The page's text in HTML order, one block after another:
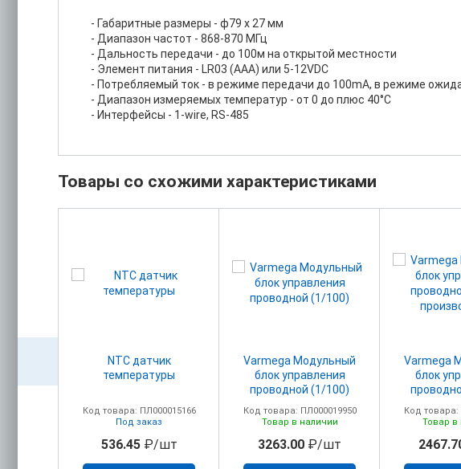
- Габаритные размеры - ф79 x 27 мм
- Диапазон частот - 868-870 МГц
- Дальность передачи - до 100м на открытой местности
- Элемент питания - LR03 (AAA) или 5-12VDC
- Потребляемый ток - в режиме передачи до 100mA, в режиме
- Диапазон измеряемых температур - от 0 до плюс 40°C
- Интерфейсы - 1-wire, RS-485
Товары со схожими характеристиками
NTC датчик
температуры
Код товара: ПЛ000015166
Под заказ
536.45₽/шт
Varmega Модульный
блок управления
проводной (1/100)
Код товара: ПЛ000019950
Товар в наличии
3263.00 ₽/шт
Varmega
блок
Код товара:
Товар в